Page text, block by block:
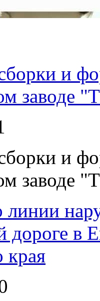
и
заводе
и
заводе
линии
дороге в
края